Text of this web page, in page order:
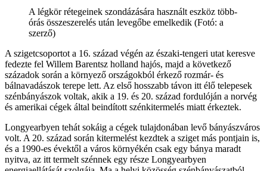
A légkör rétegeinek szondázására használt eszköz több-
órás összeszerelés után levegőbe emelkedik (Fotó: a
szerző)
A szigetcsoportot a 16. század végén az északi-tengeri utat keresve
fedezte fel Willem Barentsz holland hajós, majd a következő
századok során a környező országokból érkező rozmár- és
bálnavadászok terepe lett. Az első hosszabb távon itt élő telepesek
szénbányászok voltak, akik a 19. és 20. század fordulóján a norvég
és amerikai cégek által beindított szénkitermelés miatt érkeztek.
Longyearbyen tehát sokáig a cégek tulajdonában levő bányászváros
volt. A 20. század során kitermelést kezdtek a sziget más pontjain is,
és a 1990-es évektől a város környékén csak egy bánya maradt
nyitva, az itt termelt szénnek egy része Longyearbyen